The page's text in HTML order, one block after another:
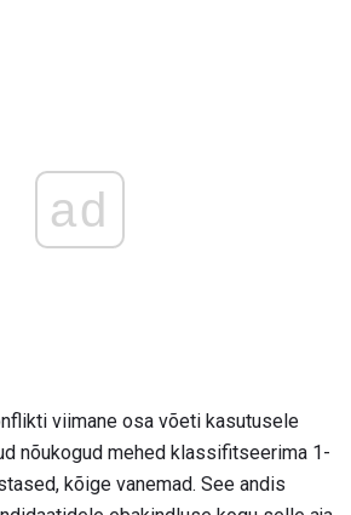
ad
viimane osa võeti kasutusele
nõukogud mehed klassifitseerima 1-
kõige vanemad. See andis